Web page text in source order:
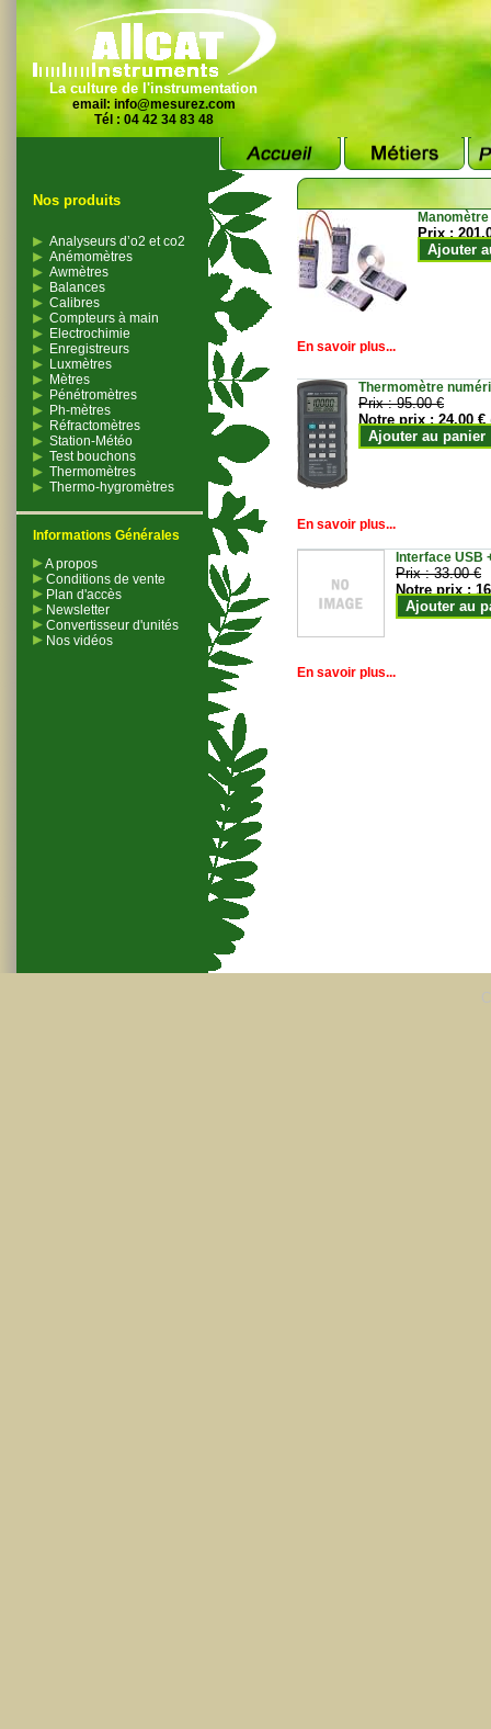
La culture de l'instrumentation
email: info@mesurez.com
Tél : 04 42 34 83 48
Nos produits
Analyseurs d’o2 et co2
Anémomètres
Awmètres
Balances
Calibres
Compteurs à main
Electrochimie
Enregistreurs
Luxmètres
Mètres
Pénétromètres
Ph-mètres
Réfractomètres
Station-Météo
Test bouchons
Thermomètres
Thermo-hygromètres
Informations Générales
A propos
Conditions de vente
Plan d'accès
Newsletter
Convertisseur d'unités
Nos vidéos
Prix :
Ajouter
En savoir plus...
Thermomètre
Prix :95.00 €
Notre prix :24.00 €
Ajouter au panier
En savoir plus...
Interface USB
Prix :33.00 €
Notre prix :
Ajouter au
En savoir plus...